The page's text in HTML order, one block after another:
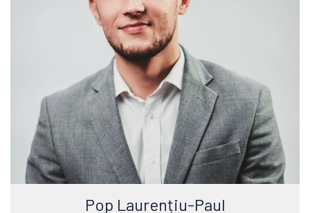
Pop Laurențiu-Paul